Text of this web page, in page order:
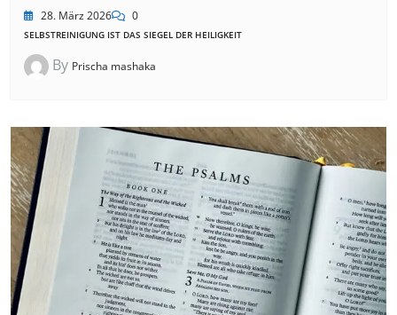
28. März 2026 0
SELBSTREINIGUNG IST DAS SIEGEL DER HEILIGKEIT
By Prischa mashaka